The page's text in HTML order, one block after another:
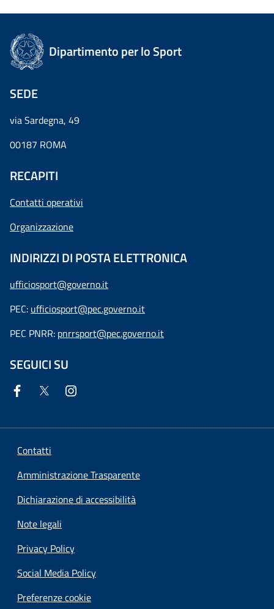
Dipartimento per lo Sport
SEDE
via Sardegna, 49
00187 ROMA
RECAPITI
Contatti operativi
Organizzazione
INDIRIZZI DI POSTA ELETTRONICA
ufficiosport@governo.it
PEC: ufficiosport@pec.governo.it
PEC PNRR: pnrrsport@pec.governo.it
SEGUICI SU
Contatti
Amministrazione Trasparente
Dichiarazione di accessibilità
Note legali
Privacy Policy
Social Media Policy
Preferenze cookie